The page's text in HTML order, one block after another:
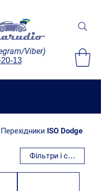
Viber)
13
Перехідники ISO Dodge
Фільтри і сортування